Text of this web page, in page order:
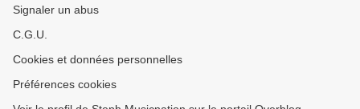
Signaler un abus
C.G.U.
Cookies et données personnelles
Préférences cookies